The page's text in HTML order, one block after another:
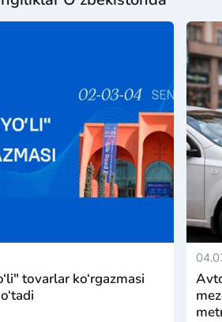
tovarlar ko‘rgazmasi